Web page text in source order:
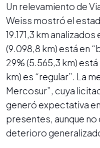
Un relevamiento de
Weiss mostró el
19.171,3 km
(9.098,8 km) está en
29% (5.565,3 km)
km) es “regular”. La
Mercosur”, cuya
generó expectativa
presentes, aunque
deterioro